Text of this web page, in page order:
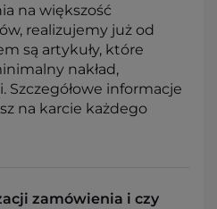
na większość
realizujemy już od
są artykuły, które
nakład,
Szczegółowe informacje
na karcie każdego
zamówienia i czy